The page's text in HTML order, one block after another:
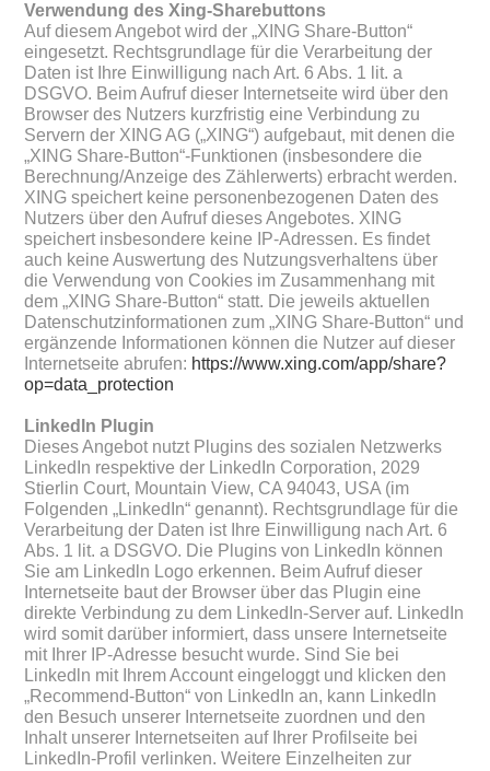
Verwendung des Xing-Sharebuttons
Auf diesem Angebot wird der „XING Share-Button“
eingesetzt. Rechtsgrundlage für die Verarbeitung der
Daten ist Ihre Einwilligung nach Art. 6 Abs. 1 lit. a
DSGVO. Beim Aufruf dieser Internetseite wird über den
Browser des Nutzers kurzfristig eine Verbindung zu
Servern der XING AG („XING“) aufgebaut, mit denen die
„XING Share-Button“-Funktionen (insbesondere die
Berechnung/Anzeige des Zählerwerts) erbracht werden.
XING speichert keine personenbezogenen Daten des
Nutzers über den Aufruf dieses Angebotes. XING
speichert insbesondere keine IP-Adressen. Es findet
auch keine Auswertung des Nutzungsverhaltens über
die Verwendung von Cookies im Zusammenhang mit
dem „XING Share-Button“ statt. Die jeweils aktuellen
Datenschutzinformationen zum „XING Share-Button“ und
ergänzende Informationen können die Nutzer auf dieser
Internetseite abrufen: https://www.xing.com/app/share?
op=data_protection
Linkedln Plugin
Dieses Angebot nutzt Plugins des sozialen Netzwerks
LinkedIn respektive der LinkedIn Corporation, 2029
Stierlin Court, Mountain View, CA 94043, USA (im
Folgenden „LinkedIn“ genannt). Rechtsgrundlage für die
Verarbeitung der Daten ist Ihre Einwilligung nach Art. 6
Abs. 1 lit. a DSGVO. Die Plugins von LinkedIn können
Sie am Linkedln Logo erkennen. Beim Aufruf dieser
Internetseite baut der Browser über das Plugin eine
direkte Verbindung zu dem LinkedIn-Server auf. LinkedIn
wird somit darüber informiert, dass unsere Internetseite
mit Ihrer IP-Adresse besucht wurde. Sind Sie bei
Linkedln mit Ihrem Account eingeloggt und klicken den
„Recommend-Button“ von LinkedIn an, kann Linkedln
den Besuch unserer Internetseite zuordnen und den
Inhalt unserer Internetseiten auf Ihrer Profilseite bei
LinkedIn-Profil verlinken. Weitere Einzelheiten zur